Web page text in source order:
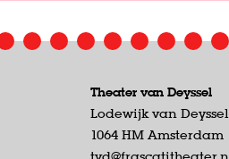
Theater van Deyssel
Lodewijk van
1064 HM Amsterdam